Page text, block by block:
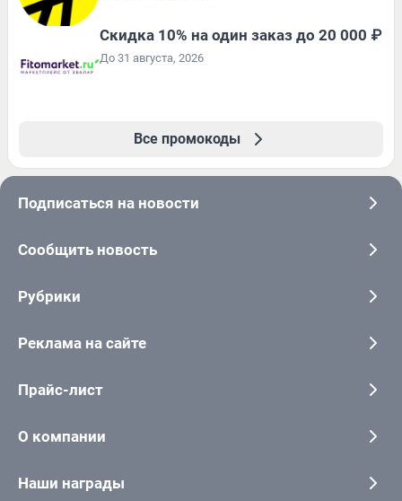
Скидка 10% на один заказ до 20 000 ₽
До 31 августа, 2026
Все промокоды
Подписаться на новости
Сообщить новость
Рубрики
Реклама на сайте
Прайс-лист
О компании
Наши награды